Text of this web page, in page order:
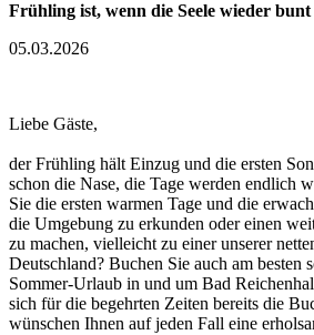
Frühling ist, wenn die Seele wieder
05.03.2026
Liebe Gäste,
der Frühling hält Einzug und die ersten
schon die Nase, die Tage werden endlich
Sie die ersten warmen Tage und die
die Umgebung zu erkunden oder einen
zu machen, vielleicht zu einer unserer
Deutschland? Buchen Sie auch am besten
Sommer-Urlaub in und um Bad
sich für die begehrten Zeiten bereits die
wünschen Ihnen auf jeden Fall eine